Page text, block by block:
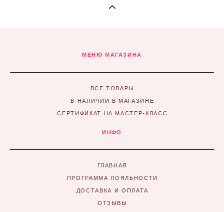
МЕНЮ МАГАЗИНА
ВСЕ ТОВАРЫ
В НАЛИЧИИ В МАГАЗИНЕ
СЕРТИФИКАТ НА МАСТЕР-КЛАСС
ИНФО
ГЛАВНАЯ
ПРОГРАММА ЛОЯЛЬНОСТИ
ДОСТАВКА И ОПЛАТА
ОТЗЫВЫ